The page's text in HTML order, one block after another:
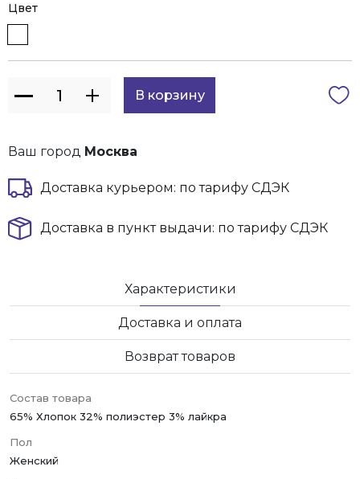
Цвет
Ваш город Москва
Доставка курьером: по тарифу СДЭК
Доставка в пункт выдачи: по тарифу СДЭК
Характеристики
Доставка и оплата
Возврат товаров
Состав товара
65% Хлопок 32% полиэстер 3% лайкра
Пол
Женский